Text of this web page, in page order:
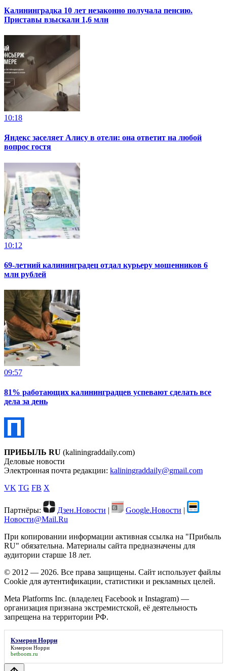
Калининградка 10 лет незаконно получала пенсию.
Приставы взыскали 1,6 млн
10:18
Яндекс заселяет Алису в отели: она ответит на любой
вопрос гостя
10:12
69-летний калининградец отдал курьеру мошенников 6
млн рублей
09:57
81% работающих калининградцев успевают сделать все
дела за день
ПРИБЫЛЬ RU (kaliningraddaily.com)
Деловые новости
Электронная почта редакции: kaliningraddaily@gmail.com
VK TG FB X
Партнёры: Дзен.Новости | Google.Новости |
Новости@Mail.Ru
При копировании информации активная ссылка на "Прибыль
RU" обязательна. Материалы сайта предназначены для
аудитории старше 18 лет.
© 2012 — 2026. Все права защищены. Сайт использует файлы
Cookie для аутентификации, статистики и рекламных целей.
Meta Platforms Inc. (владелец Facebook и Instagram) —
организация признана экстремистской, её деятельность
запрещена на территории РФ.
Кэмерон Норри
Кэмерон Норри
betboom.ru